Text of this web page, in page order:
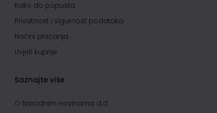
Kako do popusta
Privatnost i sigurnost podataka
Načini plaćanja
Uvjeti kupnje
Saznajte više
O Narodnim novinama d.d.